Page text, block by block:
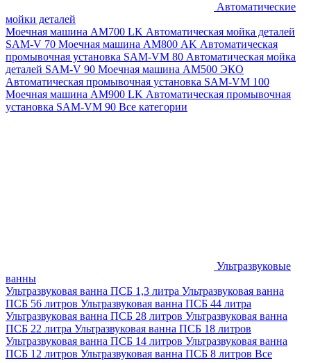
Автоматические
мойки деталей
Моечная машина AM700 LK Автоматическая мойка деталей
SAM-V 70 Моечная машина АМ800 AK Автоматическая
промывочная установка SAM-VM 80 Автоматическая мойка
деталей SAM-V 90 Моечная машина АМ500 ЭКО
Автоматическая промывочная установка SAM-VM 100
Моечная машина AM900 LK Автоматическая промывочная
установка SAM-VM 90 Все категории
Ультразвуковые
ванны
Ультразвуковая ванна ПСБ 1,3 литра Ультразвуковая ванна
ПСБ 56 литров Ультразвуковая ванна ПСБ 44 литра
Ультразвуковая ванна ПСБ 28 литров Ультразвуковая ванна
ПСБ 22 литра Ультразвуковая ванна ПСБ 18 литров
Ультразвуковая ванна ПСБ 14 литров Ультразвуковая ванна
ПСБ 12 литров Ультразвуковая ванна ПСБ 8 литров Все